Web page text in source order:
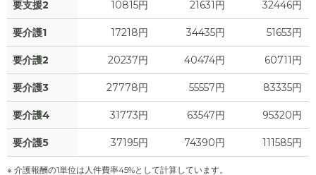
要支援2 10815円 21631円 32446円
要介護1 17218円 34435円 51653円
要介護2 20237円 40474円 60711円
要介護3 27778円 55557円 83335円
要介護4 31773円 63547円 95320円
要介護5 37195円 74390円 111585円
※ 介護報酬の1単位は人件費率45%として計算しています。